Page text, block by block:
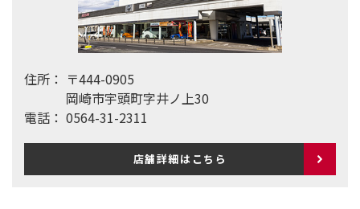
住所： 〒444-0905
岡崎市宇頭町字井ノ上30
電話： 0564-31-2311
店舗詳細はこちら